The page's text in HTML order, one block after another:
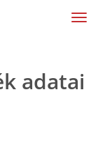
adatai